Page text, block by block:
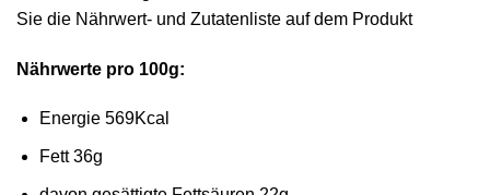
Sie die Nährwert- und Zutatenliste auf dem Produkt
Nährwerte pro 100g:
Energie 569Kcal
Fett 36g